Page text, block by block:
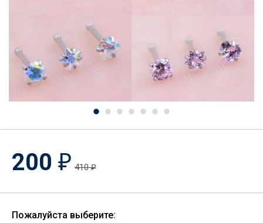
200 ₽ 410₽
Пожалуйста выберите: